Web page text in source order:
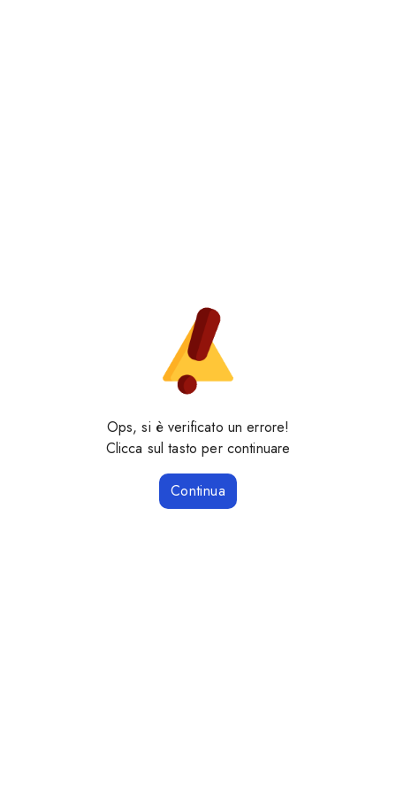
Ops, si è verificato un errore!
Clicca sul tasto per continuare
Continua